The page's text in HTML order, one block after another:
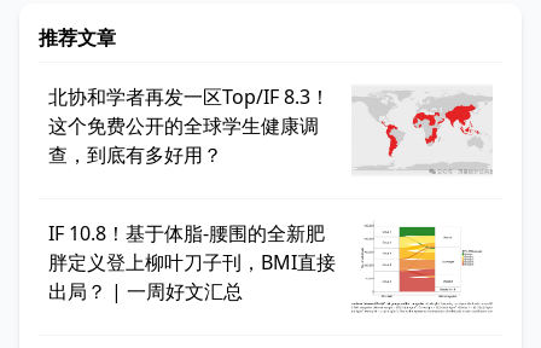
推荐文章
北协和学者再发一区Top/IF 8.3！
这个免费公开的全球学生健康调
查，到底有多好用？
IF 10.8！基于体脂-腰围的全新肥
胖定义登上柳叶刀子刊，BMI直接
出局？ | 一周好文汇总